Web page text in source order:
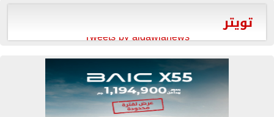
تويتر
Tweets by aldawlanews